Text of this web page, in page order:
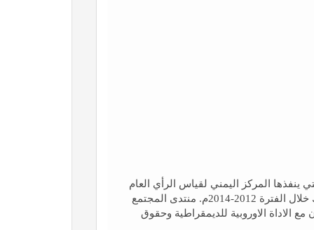
ينفذها المركز اليمني لقياس الرأي العام
بالتعاون مع الاداة الاوروبية للديمقراطية وحقوق الانسان، وذلك خلال الفترة 2012-2014م. منتدى المجتمع
الاداة الاوروبية للديمقراطية وحقوق